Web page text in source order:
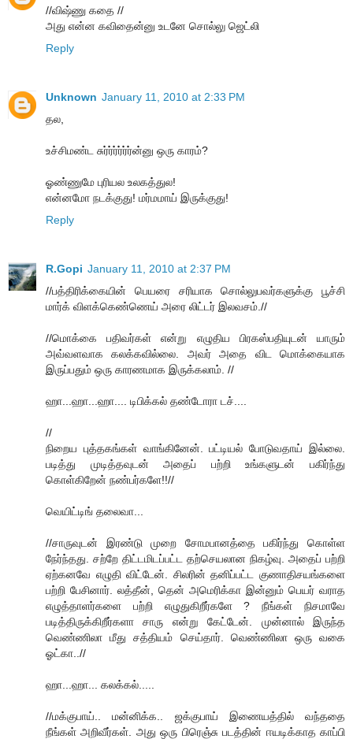
//விஷ்ணு கதை //
அது என்ன கவிதைன்னு உடனே சொல்லு ஜெட்லி
Reply
Unknown January 11, 2010 at 2:33 PM
தல,
உச்சிமண்ட சுர்ர்ர்ர்ர்ர்ன்னு ஒரு காரம்?
ஓண்ணுமே புரியல உலகத்துல!
என்னமோ நடக்குது! மர்மமாய் இருக்குது!
Reply
R.Gopi January 11, 2010 at 2:37 PM
//பத்திரிக்கையின் பெயரை சரியாக சொல்லுபவர்களுக்கு பூச்சி
மார்க் விளக்கெண்ணெய் அரை லிட்டர் இலவசம்.//
//மொக்கை பதிவர்கள் என்று எழுதிய பிரகஸ்பதியுடன் யாரும்
அவ்வளவாக கலக்கவில்லை. அவர் அதை விட மொக்கையாக
இருப்பதும் ஒரு காரணமாக இருக்கலாம். //
ஹா...ஹா...ஹா.... டிபிக்கல் தண்டோரா டச்....
//
நிறைய புத்தகங்கள் வாங்கினேன். பட்டியல் போடுவதாய் இல்லை.
படித்து முடித்தவுடன் அதைப் பற்றி உங்களுடன் பகிர்ந்து
கொள்கிறேன் நண்பர்களே!!//
வெயிட்டிங் தலைவா...
//சாருவுடன் இரண்டு முறை சோமபானத்தை பகிர்ந்து கொள்ள
நேர்ந்தது. சற்றே திட்டமிடப்பட்ட தற்செயலான நிகழ்வு. அதைப் பற்றி
ஏற்கனவே எழுதி விட்டேன். சிலரின் தனிப்பட்ட குணாதிசயங்களை
பற்றி பேசினார். லத்தீன், தென் அமெரிக்கா இன்னும் பெயர் வராத
எழுத்தாளர்களை பற்றி எழுதுகிறீர்களே ? நீங்கள் நிசமாவே
படித்திருக்கிறீர்களா சாரு என்று கேட்டேன். முன்னால் இருந்த
வெண்ணிலா மீது சத்தியம் செய்தார். வெண்ணிலா ஒரு வகை
ஓட்கா..//
ஹா...ஹா... கலக்கல்.....
//மக்குபாய்.. மன்னிக்க.. ஜக்குபாய் இணையத்தில் வந்ததை
நீங்கள் அறிவீர்கள். அது ஒரு பிரெஞ்சு படத்தின் ஈயடிக்காத காப்பி